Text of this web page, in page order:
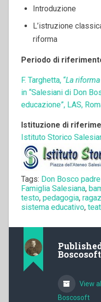
Introduzione
L’istruzione
riforma
Periodo di
F. Targhetta, “La
in “Salesiani di Don
educazione”, LAS,
Istituzione di
Istituto Storico
Tags: Don Bosco
Famiglia Salesiana,
testo, pedagogia,
sistema educativo,
Boscosoft
View
Boscosoft